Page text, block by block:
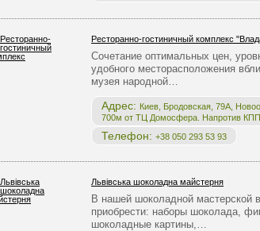
Ресторанно-гостиничный комплекс
Сочетание оптимальных цен,
удобного месторасположения
музея народной…
Адрес: Киев, Бродовская, 79А,
700м от ТЦ Домосфера. Напротив КПП.
Телефон: +38 050 293 53 93
Львівська шоколадна майстерня
В нашей шоколадной мастерской
приобрести: наборы шоколада,
шоколадные картины,…